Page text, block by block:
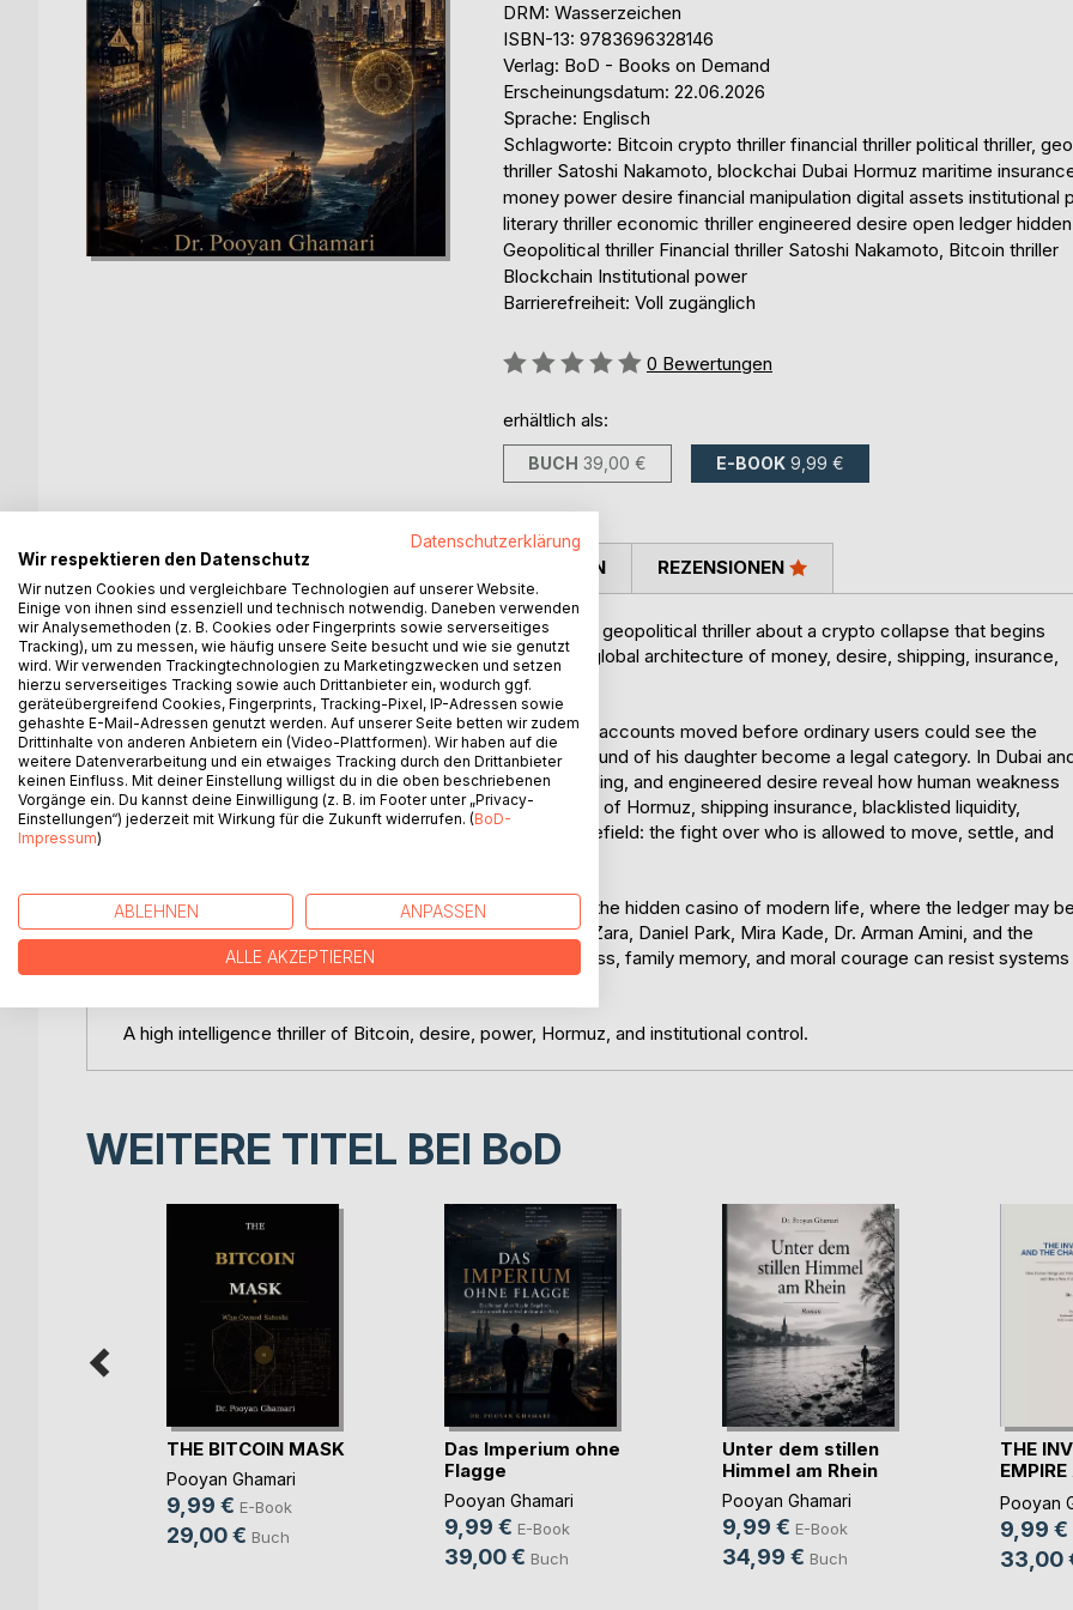
DRM: Wasserzeichen
ISBN-13: 9783696328146
Verlag: BoD - Books on Demand
Erscheinungsdatum: 22.06.2026
Sprache: Englisch
Schlagworte: Bitcoin crypto thriller financial thriller political thriller,
thriller Satoshi Nakamoto, blockchai Dubai Hormuz maritime
money power desire financial manipulation digital assets institutional
literary thriller economic thriller engineered desire open ledger
Geopolitical thriller Financial thriller Satoshi Nakamoto, Bitcoin thriller
Blockchain Institutional power
Barrierefreiheit: Voll zugänglich
Bewertung::
0 Bewertungen
erhältlich als:
BUCH 39,00 € E-BOOK 9,99 €
BESCHREIBUNG
THE NAKAMOTO MASQUERADE is a literary financial and geopolitical thriller about a crypto collapse that begins
with a seven second information gap and expands into a global architecture of money, desire, shipping, insurance,
recognition, and power.
Forensic investigator Zara Saleh discovers that privileged accounts moved before ordinary users could see the
truth. In Los Angeles, Daniel Park watches the education fund of his daughter become a legal category. In Dubai
Bangkok, private rooms, tokenization deals, spiritual branding, and engineered desire reveal how human weakness
can be measured before markets move. Across the Strait of Hormuz, shipping insurance, blacklisted liquidity,
medicine delays, and maritime risk expose a deeper battlefield: the fight over who is allowed to move, settle, and
This is not a simple search for Satoshi. It is a novel about the hidden casino of modern life, where the ledger may
open while the exits remain privately controlled. Through Zara, Daniel Park, Mira Kade, Dr. Arman Amini, and the
Civic Ledger, the story explores how small records, witness, family memory, and moral courage can resist systems
designed to turn harm into procedure.
A high intelligence thriller of Bitcoin, desire, power, Hormuz, and institutional control.
AUTOR/IN PRESSESTIMMEN REZENSIONEN
WEITERE TITEL BEI BoD
THE BITCOIN MASK
Pooyan Ghamari
9,99 € E-Book
29,00 € Buch
Das Imperium ohne
Flagge
Pooyan Ghamari
9,99 € E-Book
39,00 € Buch
Unter dem stillen
Himmel am Rhein
Pooyan Ghamari
9,99 € E-Book
34,99 € Buch
THE
Pooyan
9,99 €
33,00
Datenschutzerklärung
Wir respektieren den Datenschutz
Wir nutzen Cookies und vergleichbare Technologien auf unserer Website.
Einige von ihnen sind essenziell und technisch notwendig. Daneben verwenden
wir Analysemethoden (z. B. Cookies oder Fingerprints sowie serverseitiges
Tracking), um zu messen, wie häufig unsere Seite besucht und wie sie genutzt
wird. Wir verwenden Trackingtechnologien zu Marketingzwecken und setzen
hierzu serverseitiges Tracking sowie auch Drittanbieter ein, wodurch ggf.
geräteübergreifend Cookies, Fingerprints, Tracking-Pixel, IP-Adressen sowie
gehashte E-Mail-Adressen genutzt werden. Auf unserer Seite betten wir zudem
Drittinhalte von anderen Anbietern ein (Video-Plattformen). Wir haben auf die
weitere Datenverarbeitung und ein etwaiges Tracking durch den Drittanbieter
keinen Einfluss. Mit deiner Einstellung willigst du in die oben beschriebenen
Vorgänge ein. Du kannst deine Einwilligung (z. B. im Footer unter „Privacy-
Einstellungen“) jederzeit mit Wirkung für die Zukunft widerrufen. (BoD-
Impressum)
ABLEHNEN ANPASSEN
ALLE AKZEPTIEREN